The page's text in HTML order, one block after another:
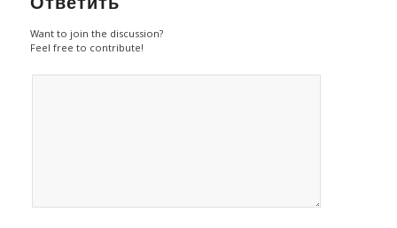
Want to join the discussion?
Feel free to contribute!